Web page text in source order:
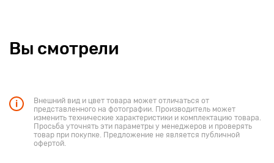
Вы смотрели
Внешний вид и цвет товара может отличаться от
представленного на фотографии. Производитель может
изменить технические характеристики и комплектацию товара.
Просьба уточнять эти параметры у менеджеров и проверять
товар при покупке. Предложение не является публичной
офертой.